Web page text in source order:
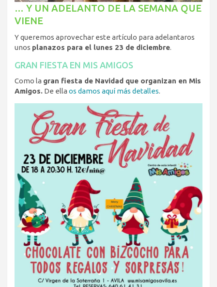
… Y UN ADELANTO DE LA SEMANA QUE
VIENE
Y queremos aprovechar este artículo para adelantaros
unos planazos para el lunes 23 de diciembre.
GRAN FIESTA EN MIS AMIGOS
Como la gran fiesta de Navidad que organizan en Mis
Amigos. De ella os damos aquí más detalles.